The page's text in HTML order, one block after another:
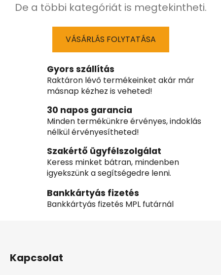
De a többi kategóriát is megtekintheti.
VÁSÁRLÁS FOLYTATÁSA
Gyors szállítás
Raktáron lévő termékeinket akár már
másnap kézhez is veheted!
30 napos garancia
Minden termékünkre érvényes, indoklás
nélkül érvényesítheted!
Szakértő ügyfélszolgálat
Keress minket bátran, mindenben
igyekszünk a segítségedre lenni.
Bankkártyás fizetés
Bankkártyás fizetés MPL futárnál
Kapcsolat